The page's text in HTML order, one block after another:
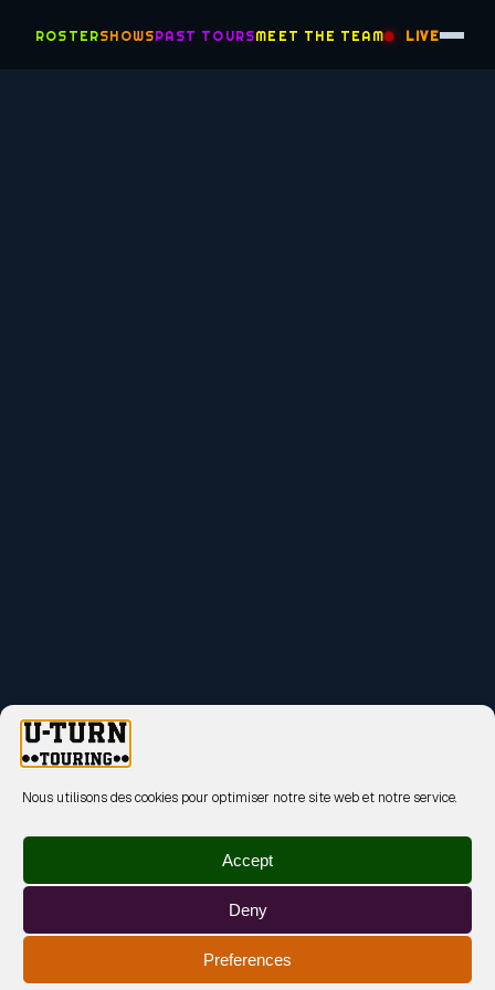
Nous utilisons des cookies pour optimiser notre site web et notre service.
Accept
Deny
Preferences
ROSTERSHOWSPAST TOURSMEET THE TEAM LIVE